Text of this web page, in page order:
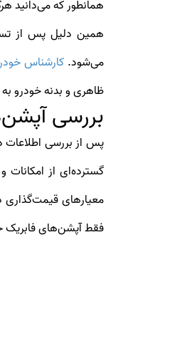
همین دلیل پس از
می‌شود. کارشناس
ظاهری و بدنه خودرو
بررسی
فقط آپشن‌های فابریک